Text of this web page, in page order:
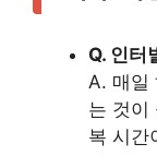
Q. 인터
A. 매일
는 것이
복 시간